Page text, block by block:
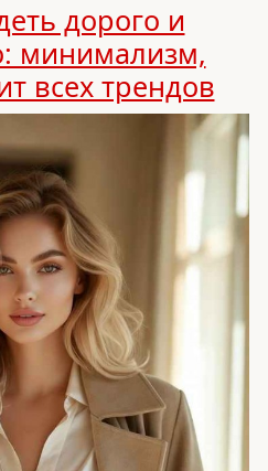
дорого и
минимализм,
всех трендов